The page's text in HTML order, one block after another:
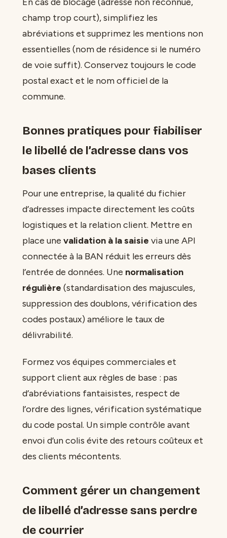
champ trop court), simplifiez les
abréviations et supprimez les mentions non
essentielles (nom de résidence si le numéro
de voie suffit). Conservez toujours le code
postal exact et le nom officiel de la
commune.
Bonnes pratiques pour fiabiliser
le libellé de l’adresse dans vos
bases clients
Pour une entreprise, la qualité du fichier
d’adresses impacte directement les coûts
logistiques et la relation client. Mettre en
place une validation à la saisie via une API
connectée à la BAN réduit les erreurs dès
l’entrée de données. Une normalisation
régulière (standardisation des majuscules,
suppression des doublons, vérification des
codes postaux) améliore le taux de
délivrabilité.
Formez vos équipes commerciales et
support client aux règles de base : pas
d’abréviations fantaisistes, respect de
l’ordre des lignes, vérification systématique
du code postal. Un simple contrôle avant
envoi d’un colis évite des retours coûteux et
des clients mécontents.
Comment gérer un changement
de libellé d’adresse sans perdre
de courrier